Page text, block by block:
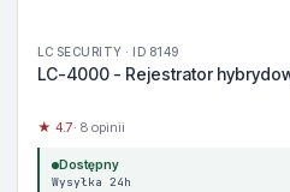
LC SECURITY · ID 8149
LC-4000 - Rejestrator
★ 4.7· 8 opinii
Dostępny
Wysyłka 24h